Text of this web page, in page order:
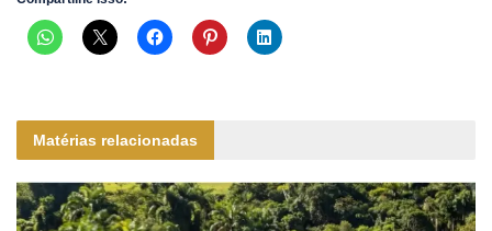
Matérias relacionadas